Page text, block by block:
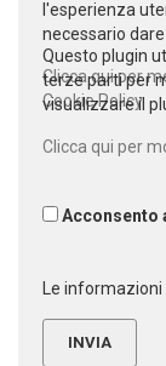
l'esperienza
necessario dare
Clicca qui per
Cookie Policy
Questo plugin
terze parti per
visualizzare il
Clicca qui per
Acconsento
Le